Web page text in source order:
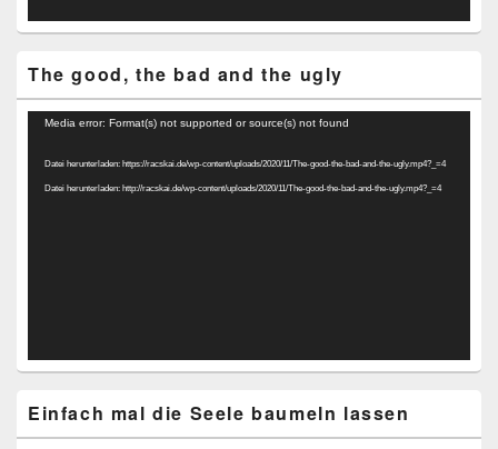
The good, the bad and the ugly
Video-
Media error: Format(s) not supported or source(s) not found
Datei herunterladen: https://racskai.de/wp-content/uploads/2020/11/The-good-the-bad-and-the-ugly.mp4?_=4
Datei herunterladen: http://racskai.de/wp-content/uploads/2020/11/The-good-the-bad-and-the-ugly.mp4?_=4
Einfach mal die Seele baumeln lassen